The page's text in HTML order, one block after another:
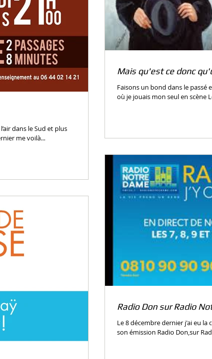
le Sud et plus
me voilà...
Mais qu'est ce donc
Faisons un bond dans le passé
où je jouais mon seul en scène
Radio Don sur Radio
Le 8 décembre dernier j'ai eu la
son émission Radio Don,sur